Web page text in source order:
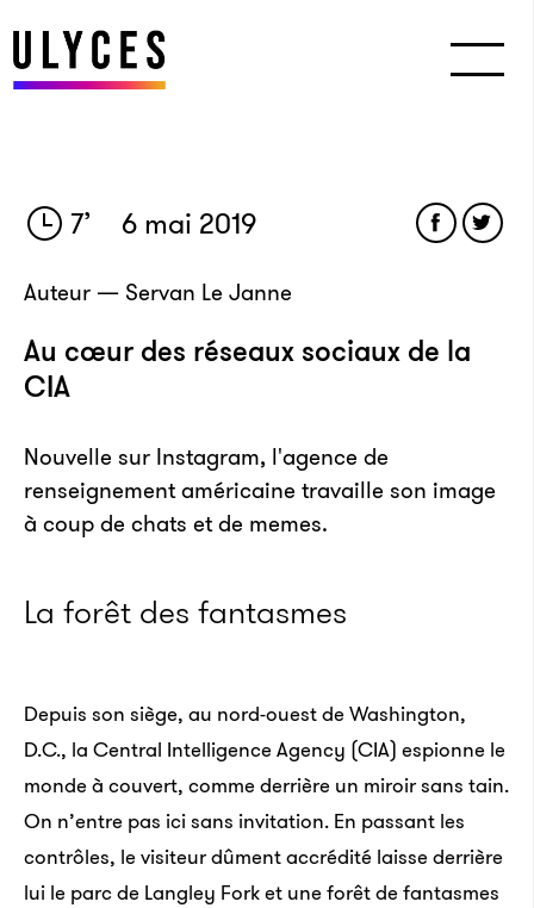
7’ 6 mai 2019
Auteur — Servan Le Janne
Au cœur des réseaux sociaux de la
CIA
Nouvelle sur Instagram, l'agence de
renseignement américaine travaille son image
à coup de chats et de memes.
La forêt des fantasmes
Depuis son siège, au nord-ouest de Washington,
D.C., la Central Intelligence Agency (CIA) espionne le
monde à couvert, comme derrière un miroir sans tain.
On n’entre pas ici sans invitation. En passant les
contrôles, le visiteur dûment accrédité laisse derrière
lui le parc de Langley Fork et une forêt de fantasmes